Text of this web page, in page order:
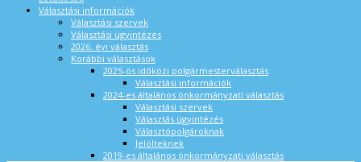
Választási információk
Választási szervek
Választási ügyintézés
2026. évi választás
Korábbi választások
2025-ös időközi polgármesterválasztás
Választási információk
2024-es általános önkormányzati választás
Választási szervek
Választás ügyintézés
Választópolgároknak
Jelölteknek
2019-es általános önkormányzati választás